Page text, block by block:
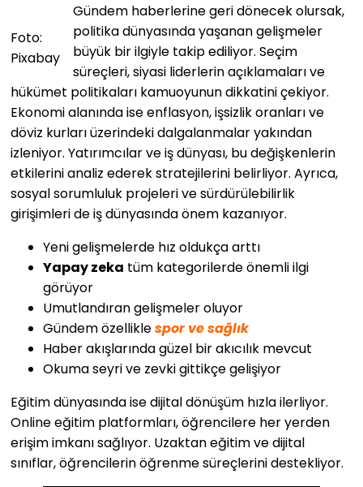
Foto:
Pixabay
Gündem haberlerine geri dönecek olursak,
politika dünyasında yaşanan gelişmeler
büyük bir ilgiyle takip ediliyor. Seçim
süreçleri, siyasi liderlerin açıklamaları ve
hükümet politikaları kamuoyunun dikkatini çekiyor.
Ekonomi alanında ise enflasyon, işsizlik oranları ve
döviz kurları üzerindeki dalgalanmalar yakından
izleniyor. Yatırımcılar ve iş dünyası, bu değişkenlerin
etkilerini analiz ederek stratejilerini belirliyor. Ayrıca,
sosyal sorumluluk projeleri ve sürdürülebilirlik
girişimleri de iş dünyasında önem kazanıyor.
Yeni gelişmelerde hız oldukça arttı
Yapay zeka tüm kategorilerde önemli ilgi
görüyor
Umutlandıran gelişmeler oluyor
Gündem özelliklespor ve sağlık
Haber akışlarında güzel bir akıcılık mevcut
Okuma seyri ve zevki gittikçe gelişiyor
Eğitim dünyasında ise dijital dönüşüm hızla ilerliyor.
Online eğitim platformları, öğrencilere her yerden
erişim imkanı sağlıyor. Uzaktan eğitim ve dijital
sınıflar, öğrencilerin öğrenme süreçlerini destekliyor.